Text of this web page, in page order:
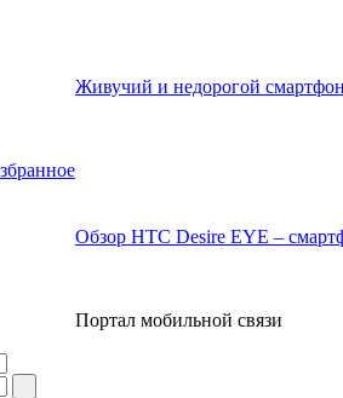
Живучий и недорогой
Обзор HTC Desire EYE –
Портал мобильной связи